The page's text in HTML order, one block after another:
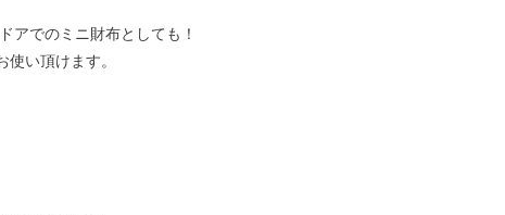
アでのミニ財布としても！
い頂けます。